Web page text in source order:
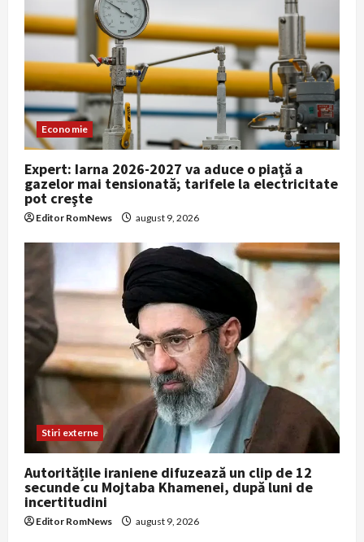
Economie
Expert: Iarna 2026-2027 va aduce o piaţă a
gazelor mai tensionată; tarifele la electricitate
pot creşte
Editor RomNews august 9, 2026
Stiri externe
Autoritățile iraniene difuzează un clip de 12
secunde cu Mojtaba Khamenei, după luni de
incertitudini
Editor RomNews august 9, 2026